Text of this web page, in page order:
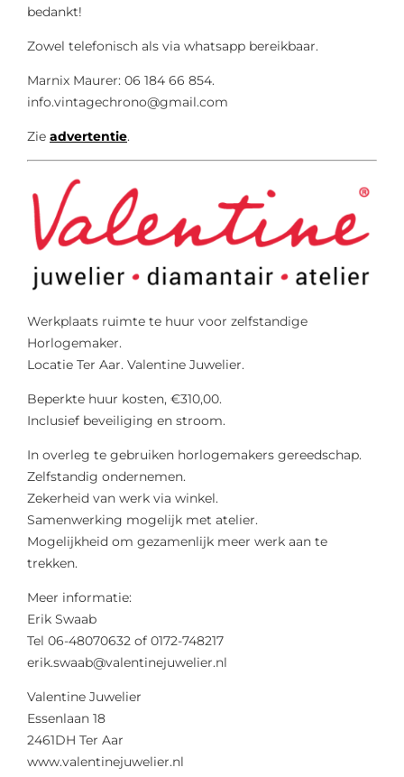
bedankt!
Zowel telefonisch als via whatsapp bereikbaar.
Marnix Maurer: 06 184 66 854.
info.vintagechrono@gmail.com
Zie advertentie.
Werkplaats ruimte te huur voor zelfstandige
Horlogemaker.
Locatie Ter Aar. Valentine Juwelier.
Beperkte huur kosten, €310,00.
Inclusief beveiliging en stroom.
In overleg te gebruiken horlogemakers gereedschap.
Zelfstandig ondernemen.
Zekerheid van werk via winkel.
Samenwerking mogelijk met atelier.
Mogelijkheid om gezamenlijk meer werk aan te
trekken.
Meer informatie:
Erik Swaab
Tel 06-48070632 of 0172-748217
erik.swaab@valentinejuwelier.nl
Valentine Juwelier
Essenlaan 18
2461DH Ter Aar
www.valentinejuwelier.nl